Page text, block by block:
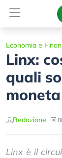
Economia e
Linx:
quali
Redazione
Linx è il